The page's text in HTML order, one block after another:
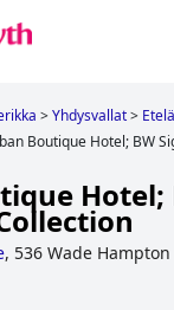
>Yhdysvallat>
Boutique Hotel; BW
Hotel;
, 536 Wade